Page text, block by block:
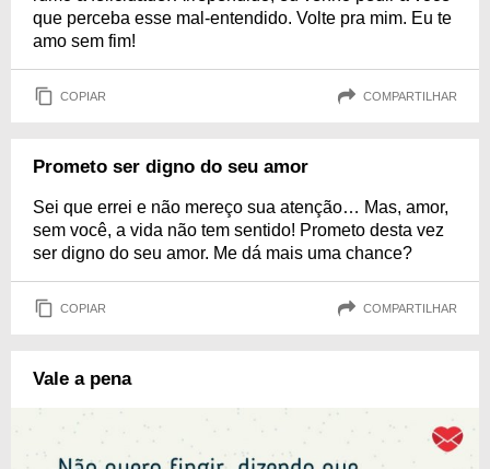
que perceba esse mal-entendido. Volte pra mim. Eu te
amo sem fim!
COPIAR COMPARTILHAR
Prometo ser digno do seu amor
Sei que errei e não mereço sua atenção… Mas, amor,
sem você, a vida não tem sentido! Prometo desta vez
ser digno do seu amor. Me dá mais uma chance?
COPIAR COMPARTILHAR
Vale a pena